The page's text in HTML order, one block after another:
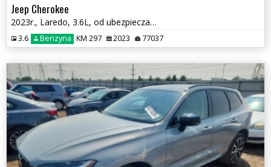
Jeep Cherokee
2023r., Laredo, 3.6L, od ubezpieczalni
3.6 Benzyna KM 297 2023 77037